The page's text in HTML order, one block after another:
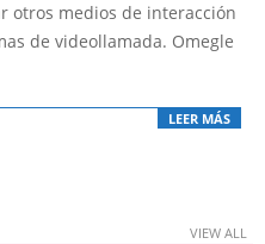
otros medios de interacción
de videollamada. Omegle
LEER MÁS
VIEW ALL